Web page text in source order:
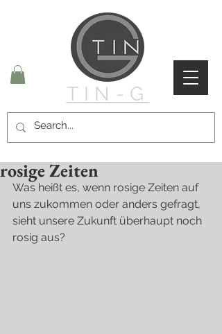
TIN-G
rosige Zeiten
Was heißt es, wenn rosige Zeiten auf
uns zukommen oder anders gefragt,
sieht unsere Zukunft überhaupt noch
rosig aus?